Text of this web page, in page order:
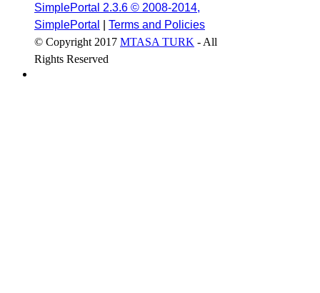
SimplePortal 2.3.6 © 2008-2014,
SimplePortal
Terms and Policies
© Copyright 2017 MTASA TURK - All
Rights Reserved